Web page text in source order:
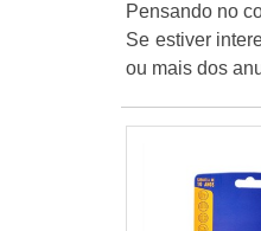
Pensando no
Se estiver
ou mais dos